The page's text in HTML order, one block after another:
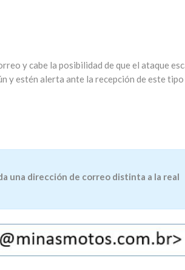
y cabe la posibilidad de que el ataque
y estén alerta ante la recepción de este tipo
una dirección de correo distinta a la real